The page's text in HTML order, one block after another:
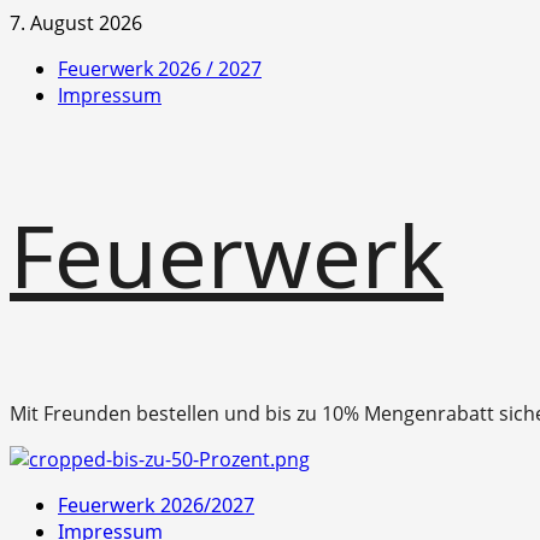
Zum
springen
7. August 2026
Feuerwerk 2026 / 2027
Impressum
Feuerwerk
Mit Freunden bestellen und bis zu 10% Mengenrabatt
Primäres
Menü
Feuerwerk 2026/2027
Impressum